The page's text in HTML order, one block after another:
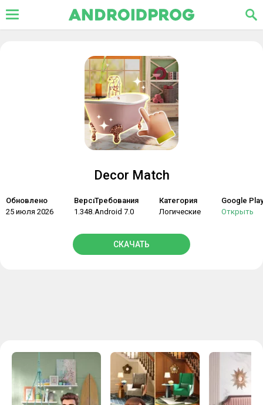
Decor Match
Обновлено
25 июля 2026
Версия
1.348.0724
Требования
Android 7.0
Категория
Логические
Google Play
Открыть
СКАЧАТЬ